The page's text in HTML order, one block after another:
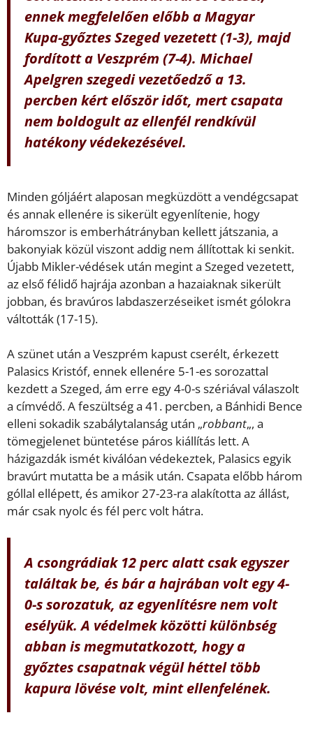
ennek megfelelően előbb a Magyar
Kupa-győztes Szeged vezetett (1-3), majd
fordított a Veszprém (7-4). Michael
Apelgren szegedi vezetőedző a 13.
percben kért először időt, mert csapata
nem boldogult az ellenfél rendkívül
hatékony védekezésével.
Minden góljáért alaposan megküzdött a vendégcsapat
és annak ellenére is sikerült egyenlítenie, hogy
háromszor is emberhátrányban kellett játszania, a
bakonyiak közül viszont addig nem állítottak ki senkit.
Újabb Mikler-védések után megint a Szeged vezetett,
az első félidő hajrája azonban a hazaiaknak sikerült
jobban, és bravúros labdaszerzéseiket ismét gólokra
váltották (17-15).
A szünet után a Veszprém kapust cserélt, érkezett
Palasics Kristóf, ennek ellenére 5-1-es sorozattal
kezdett a Szeged, ám erre egy 4-0-s szériával válaszolt
a címvédő. A feszültség a 41. percben, a Bánhidi Bence
elleni sokadik szabálytalanság után „robbant„, a
tömegjelenet büntetése páros kiállítás lett. A
házigazdák ismét kiválóan védekeztek, Palasics egyik
bravúrt mutatta be a másik után. Csapata előbb három
góllal ellépett, és amikor 27-23-ra alakította az állást,
már csak nyolc és fél perc volt hátra.
A csongrádiak 12 perc alatt csak egyszer
találtak be, és bár a hajrában volt egy 4-
0-s sorozatuk, az egyenlítésre nem volt
esélyük. A védelmek közötti különbség
abban is megmutatkozott, hogy a
győztes csapatnak végül héttel több
kapura lövése volt, mint ellenfelének.